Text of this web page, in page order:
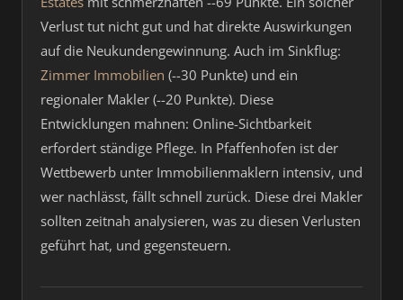
Verlust tut nicht gut und hat direkte Auswirkungen
auf die Neukundengewinnung. Auch im Sinkflug:
Zimmer Immobilien (--30 Punkte) und ein
regionaler Makler (--20 Punkte). Diese
Entwicklungen mahnen: Online-Sichtbarkeit
erfordert ständige Pflege. In Pfaffenhofen ist der
Wettbewerb unter Immobilienmaklern intensiv, und
wer nachlässt, fällt schnell zurück. Diese drei Makler
sollten zeitnah analysieren, was zu diesen Verlusten
geführt hat, und gegensteuern.